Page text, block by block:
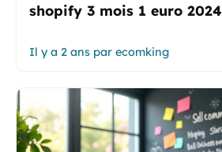
shopify 3 mois 1 euro 2024
Il y a 2 ans par ecomking